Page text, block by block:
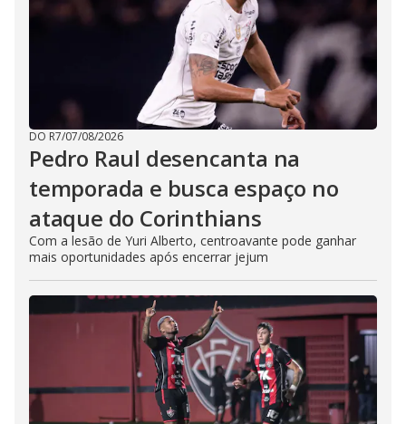
DO R7/07/08/2026
Pedro Raul desencanta na
temporada e busca espaço no
ataque do Corinthians
Com a lesão de Yuri Alberto, centroavante pode ganhar
mais oportunidades após encerrar jejum